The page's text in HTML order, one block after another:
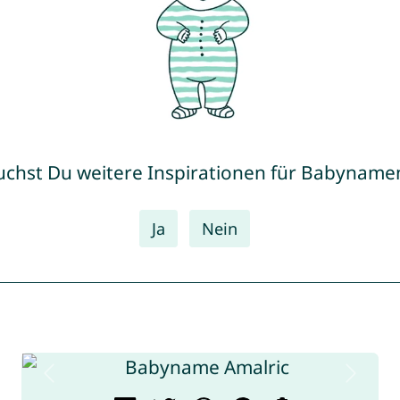
Du weitere Inspirationen für
Ja Nein